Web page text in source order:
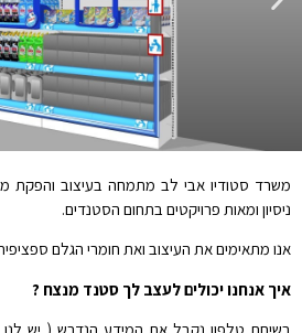
משרד סטודיו אבי לב מתמחה בעיצוב והפקת
ניסיון ומאות פרויקטים בתחום הסטנדים.
אנו מתאימים את העיצוב ואת חומרי הגלם
איך אנחנו יכולים לעצב לך סטנד מנצח ?